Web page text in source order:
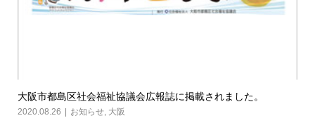
大阪市都島区社会福祉協議会広報誌に掲載されました。
2020.08.26 お知らせ, 大阪